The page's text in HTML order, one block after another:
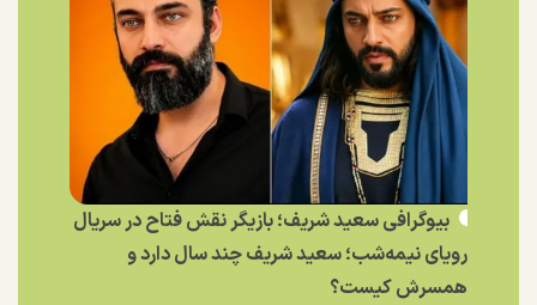
بیوگرافی سعید شریف؛ بازیگر نقش فتاح در سریال
رویای نیمه‌شب؛ سعید شریف چند سال دارد و
همسرش کیست؟